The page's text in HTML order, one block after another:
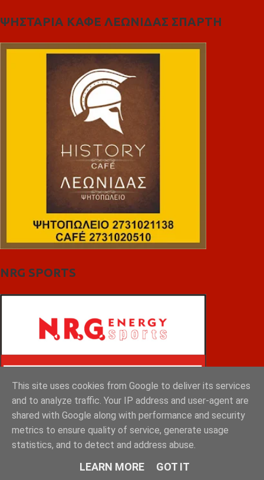
ΨΗΣΤΑΡΙΑ ΚΑΦΕ ΛΕΩΝΙΔΑΣ ΣΠΑΡΤΗ
NRG SPORTS
This site uses cookies from Google to deliver its services
and to analyze traffic. Your IP address and user-agent are
shared with Google along with performance and security
metrics to ensure quality of service, generate usage
statistics, and to detect and address abuse.
LEARN MORE GOT IT